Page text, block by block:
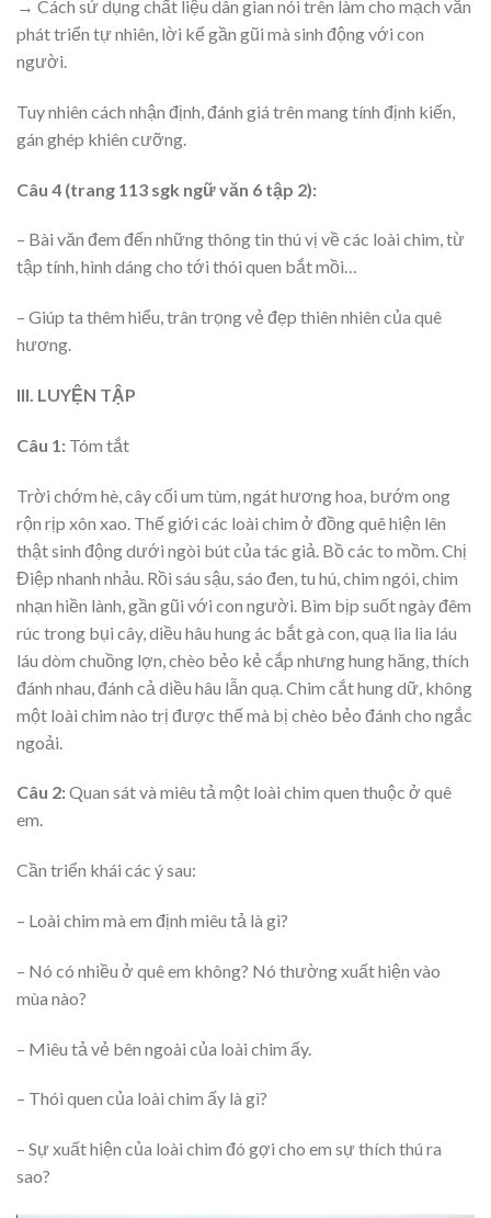
→ Cách sử dụng chất liệu dân gian nói trên làm cho mạch văn
phát triển tự nhiên, lời kể gần gũi mà sinh động với con
người.
Tuy nhiên cách nhận định, đánh giá trên mang tính định kiến,
gán ghép khiên cưỡng.
Câu 4 (trang 113 sgk ngữ văn 6 tập 2):
– Bài văn đem đến những thông tin thú vị về các loài chim, từ
tập tính, hình dáng cho tới thói quen bắt mồi…
– Giúp ta thêm hiểu, trân trọng vẻ đẹp thiên nhiên của quê
hương.
III. LUYỆN TẬP
Câu 1: Tóm tắt
Trời chớm hè, cây cối um tùm, ngát hương hoa, bướm ong
rộn rịp xôn xao. Thế giới các loài chim ở đồng quê hiện lên
thật sinh động dưới ngòi bút của tác giả. Bồ các to mồm. Chị
Điệp nhanh nhảu. Rồi sáu sậu, sáo đen, tu hú, chim ngói, chim
nhạn hiền lành, gần gũi với con người. Bìm bịp suốt ngày đêm
rúc trong bụi cây, diều hâu hung ác bắt gà con, quạ lia lia láu
láu dòm chuồng lợn, chèo bẻo kẻ cắp nhưng hung hăng, thích
đánh nhau, đánh cả diều hâu lẫn quạ. Chim cắt hung dữ, không
một loài chim nào trị được thế mà bị chèo bẻo đánh cho ngắc
ngoải.
Câu 2:Quan sát và miêu tả một loài chim quen thuộc ở quê
em.
Cần triển khái các ý sau:
– Loài chim mà em định miêu tả là gì?
– Nó có nhiều ở quê em không? Nó thường xuất hiện vào
mùa nào?
– Miêu tả vẻ bên ngoài của loài chim ấy.
– Thói quen của loài chim ấy là gì?
– Sự xuất hiện của loài chim đó gợi cho em sự thích thú ra
sao?